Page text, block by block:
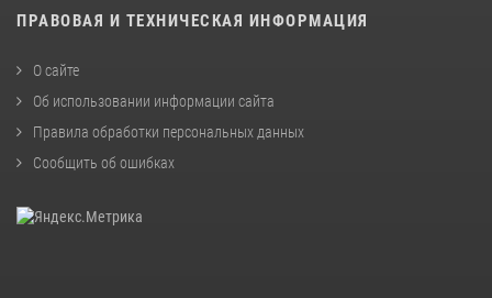
ПРАВОВАЯ И ТЕХНИЧЕСКАЯ ИНФОРМАЦИЯ
О сайте
Об использовании информации сайта
Правила обработки персональных данных
Сообщить об ошибках